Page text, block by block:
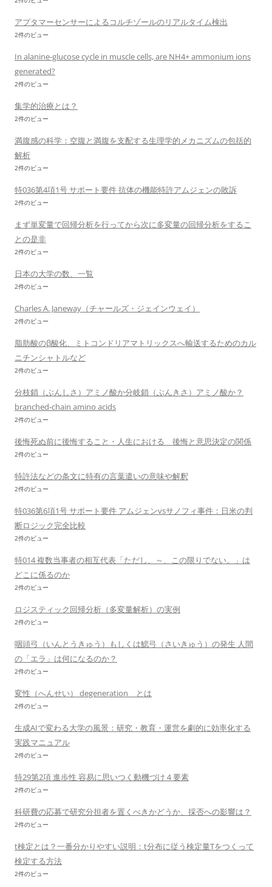
アプタマーセンサーによるコルチゾールのリアルタイム検出
2件のビュー
In alanine-glucose cycle in muscle cells, are NH4+ ammonium ions
generated?
2件のビュー
集学的治療とは？
2件のビュー
満腹感の科学：空腹と満腹を支配する生理学的メカニズムの包括的
解析
2件のビュー
特036第4項1号 サポート要件 抗体の機能特許アムジェンの敗訴
2件のビュー
まず単変量で回帰分析を行ってから次に多変量の回帰分析をするこ
との是非
2件のビュー
日本の大学の数、一覧
2件のビュー
Charles A. Janeway（チャールズ・ジェインウェイ）
2件のビュー
脂肪酸のβ酸化、ミトコンドリアマトリックスへ輸送するためのカル
ニチンシャトルなど
2件のビュー
分枝鎖（ぶんしさ）アミノ酸か分岐鎖（ぶんきさ）アミノ酸か？
branched-chain amino acids
2件のビュー
後悔死ぬ前に後悔すること・人生における 後悔と意思決定の関係
2件のビュー
特許法などの条文に特有の言葉遣いの意味や解釈
2件のビュー
特036第6項1号 サポート要件 アムジェンvsサノフィ事件：日米の判
断ロジック完全比較
2件のビュー
特014 複数当事者の相互代表「ただし、～、この限りでない。」は
どこに係るのか
2件のビュー
ロジスティック回帰分析（多変量解析）の実例
2件のビュー
咽頭弓（いんとうきゅう）もしくは鰓弓（さいきゅう）の発生 人間
の「エラ」は何になるのか？
2件のビュー
変性（へんせい） degeneration とは
2件のビュー
生成AIで変わる大学の風景：研究・教育・運営を劇的に効率化する
実践マニュアル
2件のビュー
特29第2項 進歩性 容易に思いつく動機づけ４要素
2件のビュー
科研費の応募で研究分担者を置くべきかどうか、採否への影響は？
2件のビュー
t検定とは？一番分かりやすい説明：t分布に従う検定量Tをつくって
検定する方法
2件のビュー